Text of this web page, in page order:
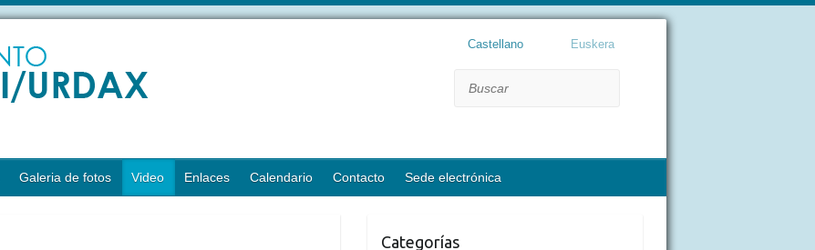
Castellano Euskera
Galeria de fotos Video Enlaces Calendario Contacto Sede electrónica
Categorías